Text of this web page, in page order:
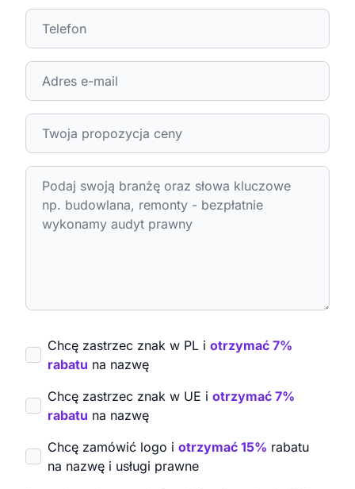
Chcę zastrzec znak w PL i otrzymać 7%
rabatu na nazwę
Chcę zastrzec znak w UE i otrzymać 7%
rabatu na nazwę
Chcę zamówić logo i otrzymać 15% rabatu
na nazwę i usługi prawne